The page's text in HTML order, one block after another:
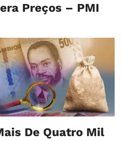
Preços – PMI
De Quatro Mil